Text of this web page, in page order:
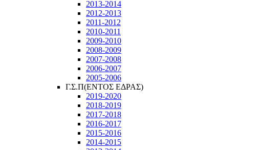
2013-2014
2012-2013
2011-2012
2010-2011
2009-2010
2008-2009
2007-2008
2006-2007
2005-2006
Γ.Σ.Π(ΕΝΤΟΣ ΕΔΡΑΣ)
2019-2020
2018-2019
2017-2018
2016-2017
2015-2016
2014-2015